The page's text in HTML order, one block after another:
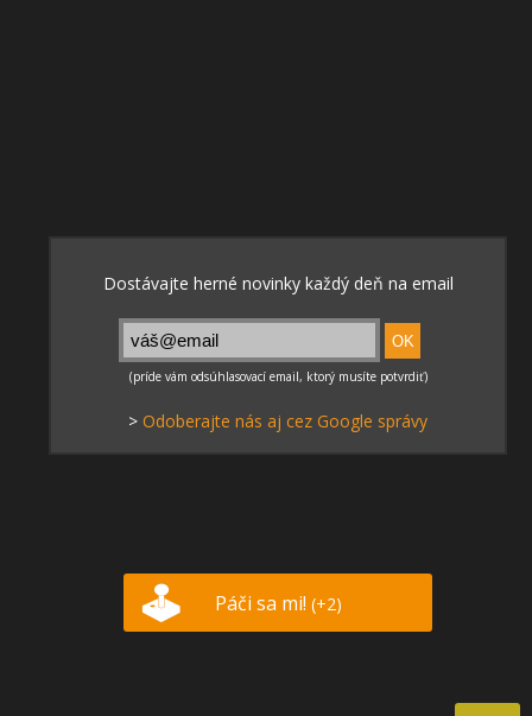
> Odoberajte nás aj cez Google správy
Páči sa mi! (+2)